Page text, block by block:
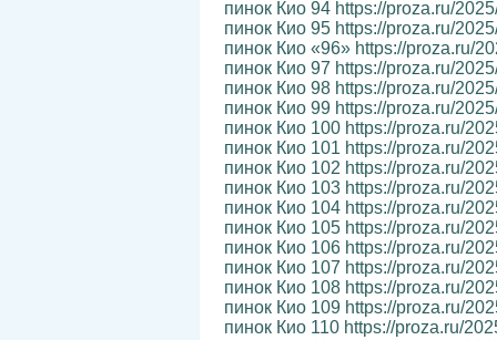
пинок Кио 94 https://proza.ru/
пинок Кио 95 https://proza.ru/
пинок Кио «96» https://proza.ru/
пинок Кио 97 https://proza.ru/
пинок Кио 98 https://proza.ru/
пинок Кио 99 https://proza.ru/
пинок Кио 100 https://proza.ru/
пинок Кио 101 https://proza.ru/
пинок Кио 102 https://proza.ru/
пинок Кио 103 https://proza.ru/
пинок Кио 104 https://proza.ru/
пинок Кио 105 https://proza.ru/
пинок Кио 106 https://proza.ru/
пинок Кио 107 https://proza.ru/
пинок Кио 108 https://proza.ru/
пинок Кио 109 https://proza.ru/
пинок Кио 110 https://proza.ru/